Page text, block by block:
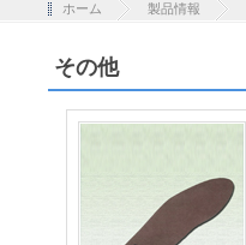
ホーム 製品情報
その他